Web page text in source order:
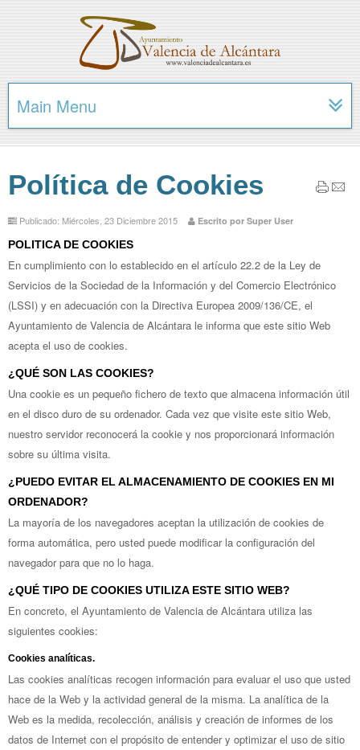
Main Menu
Política de Cookies
Publicado: Miércoles, 23 Diciembre 2015 Escrito por Super User
POLITICA DE COOKIES
En cumplimiento con lo establecido en el artículo 22.2 de la Ley de
Servicios de la Sociedad de la Información y del Comercio Electrónico
(LSSI) y en adecuación con la Directiva Europea 2009/136/CE, el
Ayuntamiento de Valencia de Alcántara le informa que este sitio Web
acepta el uso de cookies.
¿QUÉ SON LAS COOKIES?
Una cookie es un pequeño fichero de texto que almacena información útil
en el disco duro de su ordenador. Cada vez que visite este sitio Web,
nuestro servidor reconocerá la cookie y nos proporcionará información
sobre su última visita.
¿PUEDO EVITAR EL ALMACENAMIENTO DE COOKIES EN MI
ORDENADOR?
La mayoría de los navegadores aceptan la utilización de cookies de
forma automática, pero usted puede modificar la configuración del
navegador para que no lo haga.
¿QUÉ TIPO DE COOKIES UTILIZA ESTE SITIO WEB?
En concreto, el Ayuntamiento de Valencia de Alcántara utiliza las
siguientes cookies:
Cookies analíticas.
Las cookies analíticas recogen información para evaluar el uso que usted
hace de la Web y la actividad general de la misma. La analítica de la
Web es la medida, recolección, análisis y creación de informes de los
datos de Internet con el propósito de entender y optimizar el uso de sitio